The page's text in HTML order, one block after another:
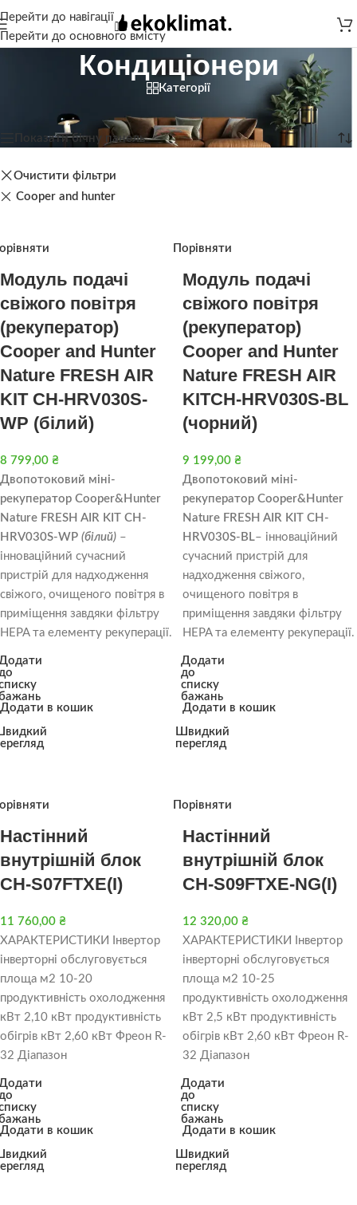
Перейти до навігації
Перейти до основного вмісту
Кондиціонери
Категорії
Показано 1–12 із 138
Показати бічну панель
Очистити фільтри
Cooper and hunter
Модуль подачі
свіжого повітря
(рекуператор)
Cooper and Hunter
Nature FRESH AIR
KIT CH-HRV030S-
WP (білий)
8 799,00 ₴
Двопотоковий міні-
рекуператор Cooper&Hunter
Nature FRESH AIR KIT CH-
HRV030S-WP (білий) –
інноваційний сучасний
пристрій для надходження
свіжого, очищеного повітря в
приміщення завдяки фільтру
HEPA та елементу рекуперації.
Додати в кошик
Порівняти
Модуль подачі
свіжого повітря
(рекуператор)
Cooper and Hunter
Nature FRESH AIR
KITCH-HRV030S-BL
(чорний)
9 199,00 ₴
Двопотоковий міні-
рекуператор Cooper&Hunter
Nature FRESH AIR KIT CH-
HRV030S-BL– інноваційний
сучасний пристрій для
надходження свіжого,
очищеного повітря в
приміщення завдяки фільтру
HEPA та елементу рекуперації.
Додати
до
списку
бажань
Додати в кошик
Швидкий
перегляд
Настінний
внутрішній блок
CH-S07FTXE(I)
11 760,00 ₴
ХАРАКТЕРИСТИКИ Інвертор
інверторні обслуговується
площа м2 10-20
продуктивність охолодження
кВт 2,10 кВт продуктивність
обігрів кВт 2,60 кВт Фреон R-
32 Діапазон
Додати в кошик
Порівняти
Настінний
внутрішній блок
CH-S09FTXE-NG(I)
12 320,00 ₴
ХАРАКТЕРИСТИКИ Інвертор
інверторні обслуговується
площа м2 10-25
продуктивність охолодження
кВт 2,5 кВт продуктивність
обігрів кВт 2,60 кВт Фреон R-
32 Діапазон
Додати
до
списку
бажань
Додати в кошик
Швидкий
перегляд